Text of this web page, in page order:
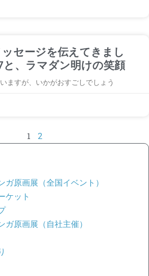
セージを伝えてきまし
と、ラマダン明けの笑顔
ますが、いかがおすごしでしょう
1 2
ガ原画展（全国イベント）
ケット
ガ原画展（自社主催）